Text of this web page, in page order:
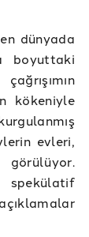
dünyada
boyuttaki
kökeniyle
evleri,
görülüyor.
spekülatif